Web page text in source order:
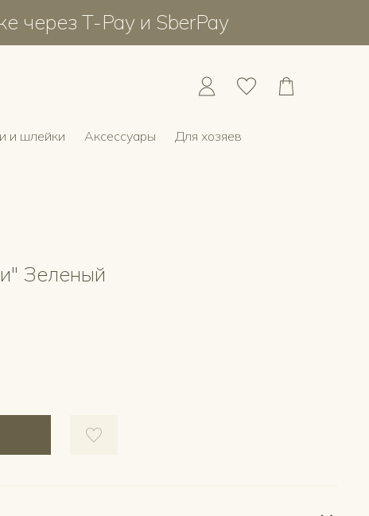
через T-Pay и SberPay
и шлейки Аксессуары Для хозяев
Зеленый